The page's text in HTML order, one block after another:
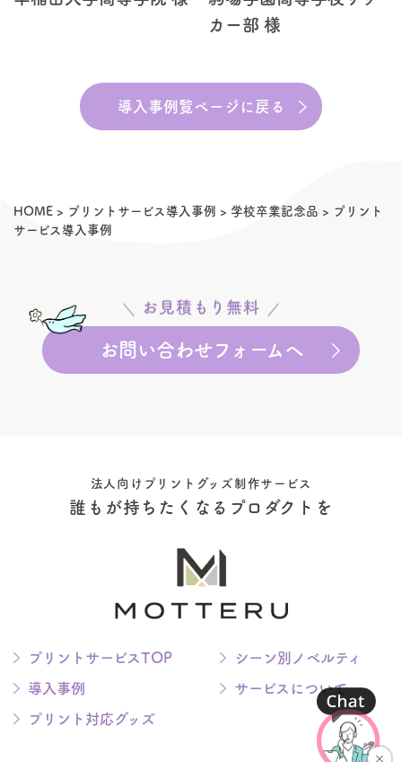
カー部 様
導入事例覧ページに戻る
HOME > プリントサービス導入事例 > 学校卒業記念品 > プリント
サービス導入事例
お見積もり無料
お問い合わせフォームへ
法人向けプリントグッズ制作サービス
誰もが持ちたくなるプロダクトを
プリントサービスTOP シーン別ノベルティ
導入事例 サービスについて
プリント対応グッズ